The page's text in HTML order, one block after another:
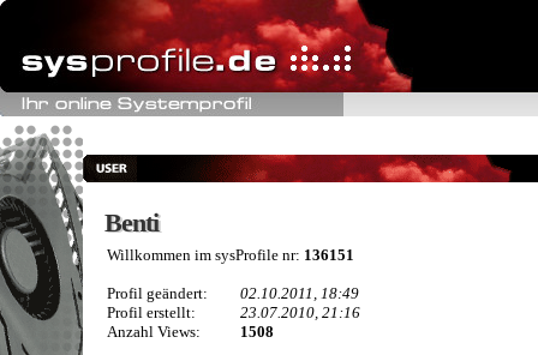
Benti
Benti
Willkommen im sysProfile nr: 136151
Profil geändert:
02.10.2011, 18:49
Profil erstellt:
23.07.2010, 21:16
Anzahl Views:
1508